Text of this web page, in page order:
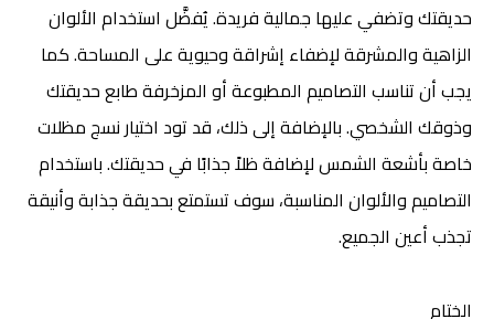
حديقتك وتضفي عليها جمالية فريدة. يُفضَّل استخدام الألوان
الزاهية والمشرقة لإضفاء إشراقة وحيوية على المساحة. كما
يجب أن تناسب التصاميم المطبوعة أو المزخرفة طابع حديقتك
وذوقك الشخصي. بالإضافة إلى ذلك، قد تود اختيار نسج مظلات
خاصة بأشعة الشمس لإضافة ظلاً جذابًا في حديقتك. باستخدام
التصاميم والألوان المناسبة، سوف تستمتع بحديقة جذابة وأنيقة
تجذب أعين الجميع.
الختام